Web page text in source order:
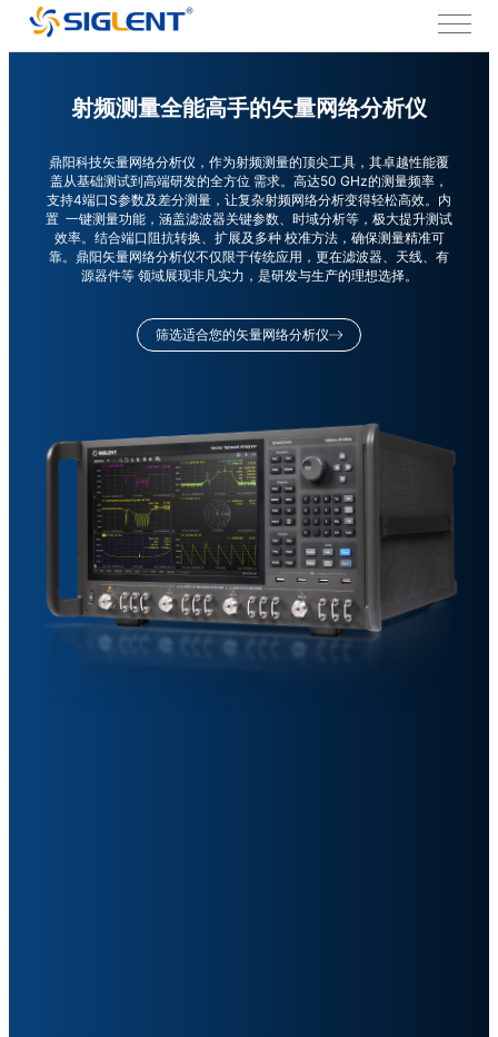
射频测量全能高手的矢量网络分析仪
鼎阳科技矢量网络分析仪，作为射频测量的顶尖工具，其卓越性能覆
盖从基础测试到高端研发的全方位 需求。高达50 GHz的测量频率，
支持4端口S参数及差分测量，让复杂射频网络分析变得轻松高效。内
置 一键测量功能，涵盖滤波器关键参数、时域分析等，极大提升测试
效率。结合端口阻抗转换、扩展及多种 校准方法，确保测量精准可
靠。鼎阳矢量网络分析仪不仅限于传统应用，更在滤波器、天线、有
源器件等 领域展现非凡实力，是研发与生产的理想选择。
筛选适合您的矢量网络分析仪